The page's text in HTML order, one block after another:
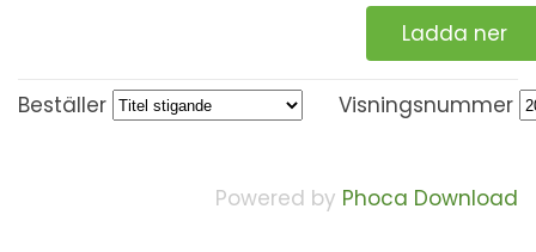
Ladda ner
Beställer Visningsnummer
Powered by Phoca Download